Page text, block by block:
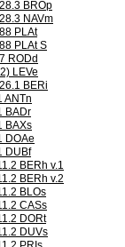
BROp
NAVm
PLAt
PLAt S
RODd
LEVe
BERi
ANTn
BADr
BAXs
DOAe
DUBf
BERh v.1
BERh v.2
BLOs
CASs
DORt
DUVs